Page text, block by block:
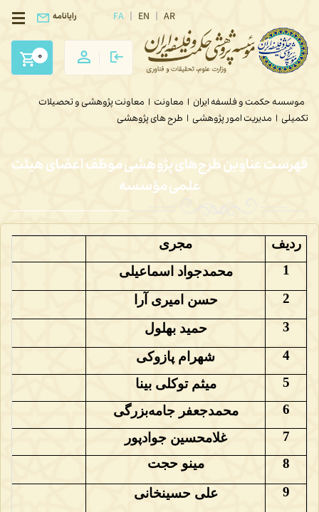
FA EN AR رایانامه
0
موسسه حکمت و فلسفه ایران | معاونت‌ | معاونت پژوهشی و تحصیلات
تکمیلی | مدیریت امور پژوهشی | طرح های پژوهشی
فهرست عناوین طرح‌های پژوهشی موظف اعضای هیئت
علمی مؤسسه
ردیف
مجری
1
محمدجواد اسماعیلی
2
حسن امیری آر
3
حمید بهلول
4
شهرام پازوکی
5
میثم توکلی بینا
6
محمدجعفر جامه‌بزرگی
7
غلامحسین جوادپور
8
مینو حجت
9
علی حسینخانی